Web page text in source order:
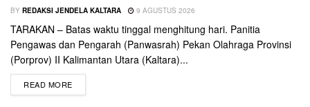
BY REDAKSI JENDELA KALTARA 9 AGUSTUS 2026
TARAKAN – Batas waktu tinggal menghitung hari. Panitia
Pengawas dan Pengarah (Panwasrah) Pekan Olahraga Provinsi
(Porprov) II Kalimantan Utara (Kaltara)...
READ MORE